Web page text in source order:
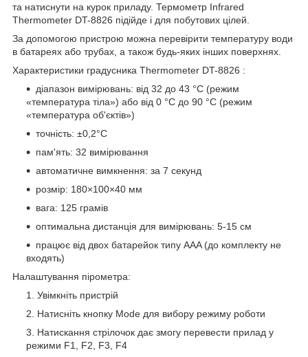
та натиснути на курок приладу. Термометр Infrared
Thermometer DT-8826 підійде і для побутових цілей.
За допомогою пристрою можна перевірити температуру води
в батареях або трубах, а також будь-яких інших поверхнях.
Характеристики градусника Thermometer DT-8826 :
діапазон вимірювань: від 32 до 43 °C (режим
«температура тіла») або від 0 °C до 90 °C (режим
«температура об'єктів»)
точність: ±0,2°С
пам'ять: 32 вимірювання
автоматичне вимкнення: за 7 секунд
розмір: 180×100×40 мм
вага: 125 грамів
оптимальна дистанція для вимірювань: 5-15 см
працює від двох батарейок типу AAA (до комплекту не
входять)
Налаштування пірометра:
Увімкніть пристрій
Натисніть кнопку Mode для вибору режиму роботи
Натискання стрілочок дає змогу перевести прилад у
режими F1, F2, F3, F4